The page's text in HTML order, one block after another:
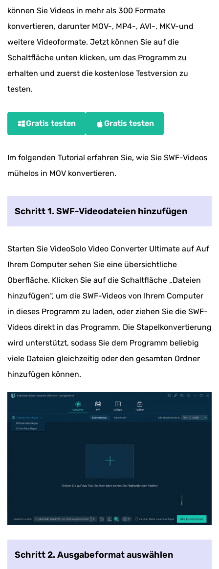
können Sie Videos in mehr als 300 Formate
konvertieren, darunter MOV-, MP4-, AVI-, MKV-und
weitere Videoformate. Jetzt können Sie auf die
Schaltfläche unten klicken, um das Programm zu
erhalten und zuerst die kostenlose Testversion zu
testen.
Gratis testen Gratis testen
Im folgenden Tutorial erfahren Sie, wie Sie SWF-Videos
mühelos in MOV konvertieren.
Schritt 1. SWF-Videodateien hinzufügen
Starten Sie VideoSolo Video Converter Ultimate auf Auf
Ihrem Computer sehen Sie eine übersichtliche
Oberfläche. Klicken Sie auf die Schaltfläche „Dateien
hinzufügen“, um die SWF-Videos von Ihrem Computer
in dieses Programm zu laden, oder ziehen Sie die SWF-
Videos direkt in das Programm. Die Stapelkonvertierung
wird unterstützt, sodass Sie dem Programm beliebig
viele Dateien gleichzeitig oder den gesamten Ordner
hinzufügen können.
Schritt 2. Ausgabeformat auswählen